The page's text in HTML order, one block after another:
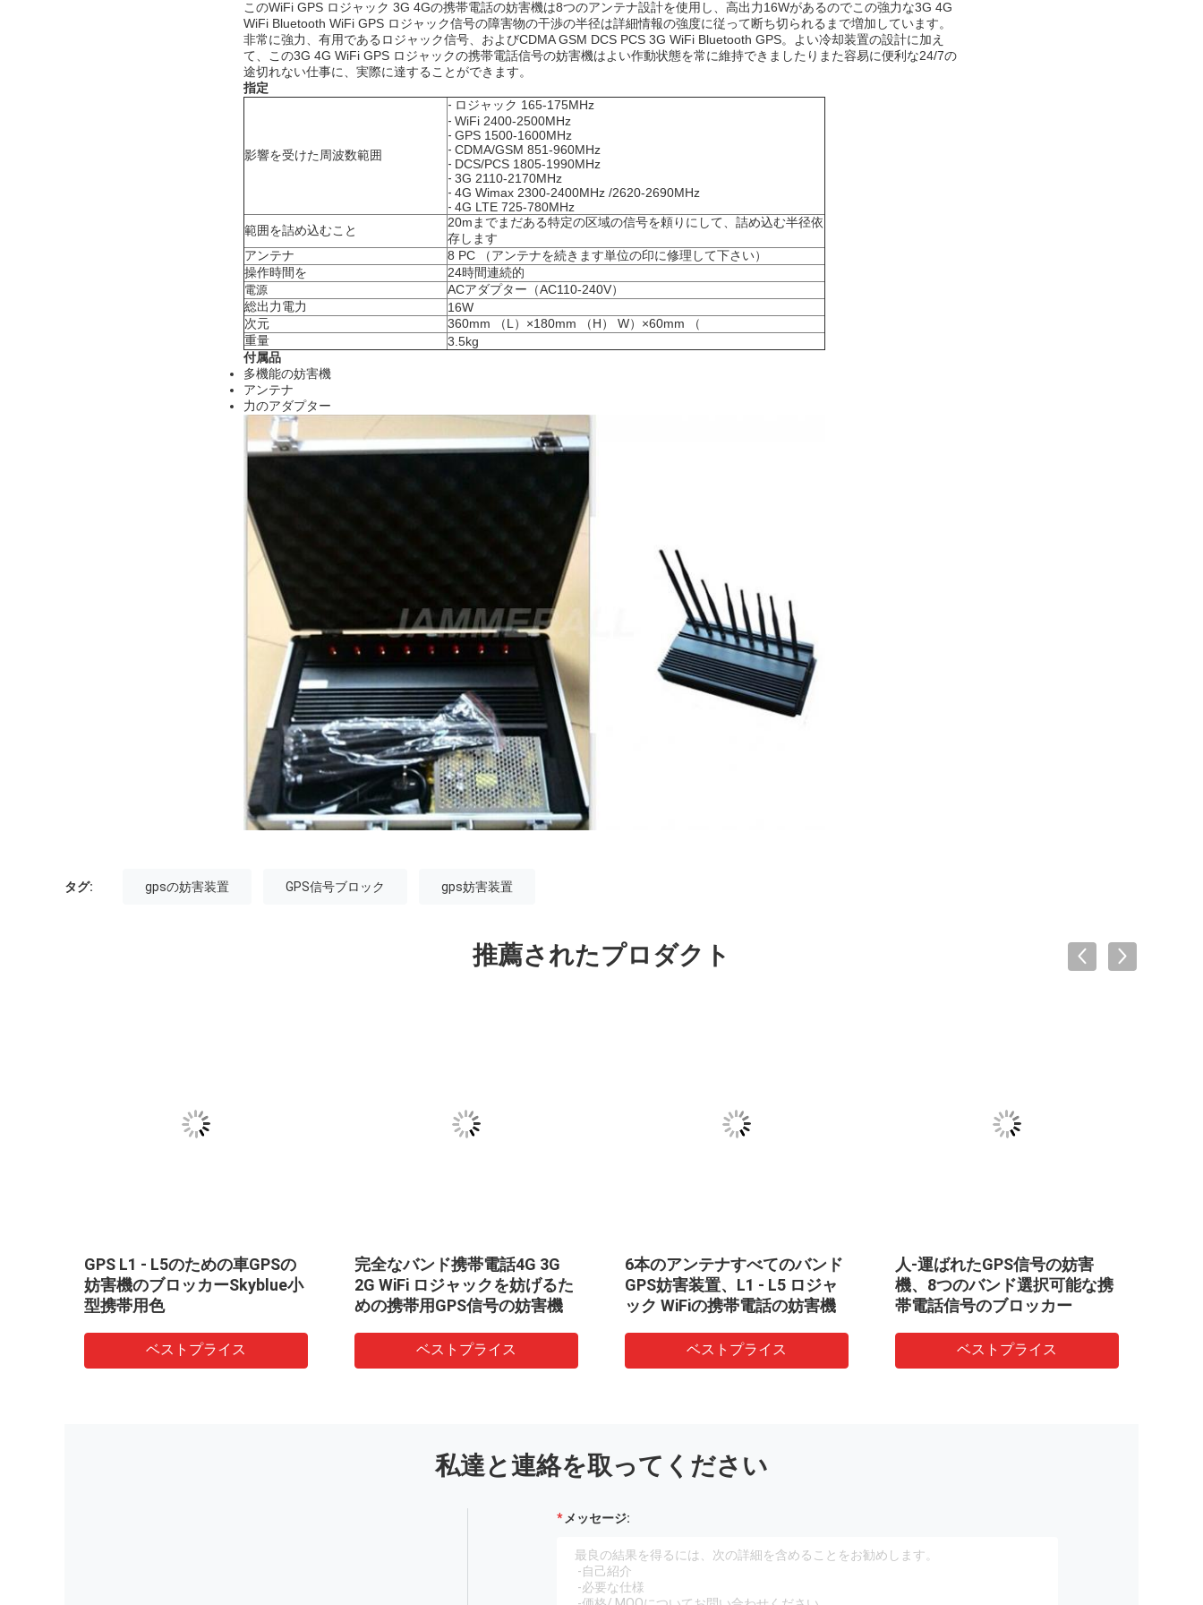
このWiFi GPS ロジャック 3G 4Gの携帯電話の妨害機は8つのアンテナ設計を使用し、高出力16Wがあるのでこの強力な3G 4G
WiFi Bluetooth WiFi GPS ロジャック信号の障害物の干渉の半径は詳細情報の強度に従って断ち切られるまで増加しています。
非常に強力、有用であるロジャック信号、およびCDMA GSM DCS PCS 3G WiFi Bluetooth GPS。よい冷却装置の設計に加え
て、この3G 4G WiFi GPS ロジャックの携帯電話信号の妨害機はよい作動状態を常に維持できましたりまた容易に便利な24/7の
途切れない仕事に、実際に達することができます。
指定
影響を受けた周波数範囲
- ロジャック 165-175MHz
- WiFi 2400-2500MHz
- GPS 1500-1600MHz
- CDMA/GSM 851-960MHz
- DCS/PCS 1805-1990MHz
- 3G 2110-2170MHz
- 4G Wimax 2300-2400MHz /2620-2690MHz
- 4G LTE 725-780MHz
範囲を詰め込むこと
20mまでまだある特定の区域の信号を頼りにして、詰め込む半径依
存します
アンテナ
8 PC （アンテナを続きます単位の印に修理して下さい）
操作時間を
24時間連続的
電源
ACアダプター（AC110-240V）
総出力電力
16W
次元
360mm （L）×180mm （H） W）×60mm （
重量
3.5kg
付属品
多機能の妨害機
アンテナ
力のアダプター
タグ: gpsの妨害装置 GPS信号ブロック gps妨害装置
推薦されたプロダクト
GPS L1 - L5のための車GPSの
妨害機のブロッカーSkyblue小
型携帯用色
ベストプライス
完全なバンド携帯電話4G 3G
2G WiFi ロジャックを妨げるた
めの携帯用GPS信号の妨害機
ベストプライス
6本のアンテナすべてのバンド
GPS妨害装置、L1 - L5 ロジャ
ック WiFiの携帯電話の妨害機
ベストプライス
人-運ばれたGPS信号の妨害
機、8つのバンド選択可能な携
帯電話信号のブロッカー
ベストプライス
私達と連絡を取ってください
メッセージ: